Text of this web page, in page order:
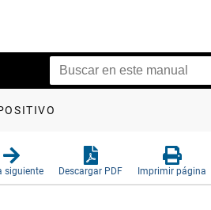
siguiente Descargar PDF Imprimir página